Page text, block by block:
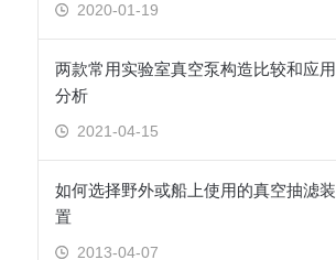
2020-01-19
两款常用实验室真空泵构造比较和应用
分析
2021-04-15
如何选择野外或船上使用的真空抽滤装
置
2013-04-07